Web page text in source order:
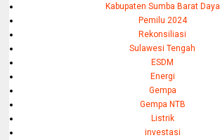
Kabupaten Sumba Barat Daya
Pemilu 2024
Rekonsiliasi
Sulawesi Tengah
ESDM
Energi
Gempa
Gempa NTB
Listrik
investasi